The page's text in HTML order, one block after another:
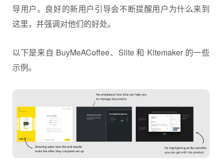
导用户。良好的新用户引导会不断提醒用户为什么来到
这里，并强调对他们的好处。
以下是来自 BuyMeACoffee、Slite 和 Kitemaker 的一些
示例。